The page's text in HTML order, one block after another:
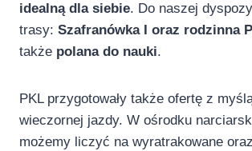
idealną dla siebie. Do naszej
trasy: Szafranówka I oraz rodzinna
także polana do nauki.
PKL przygotowały także ofertę z
wieczornej jazdy. W ośrodku
możemy liczyć na wyratrakowane